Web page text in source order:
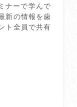
ナーで学んで
新の情報を歯
ト全員で共有